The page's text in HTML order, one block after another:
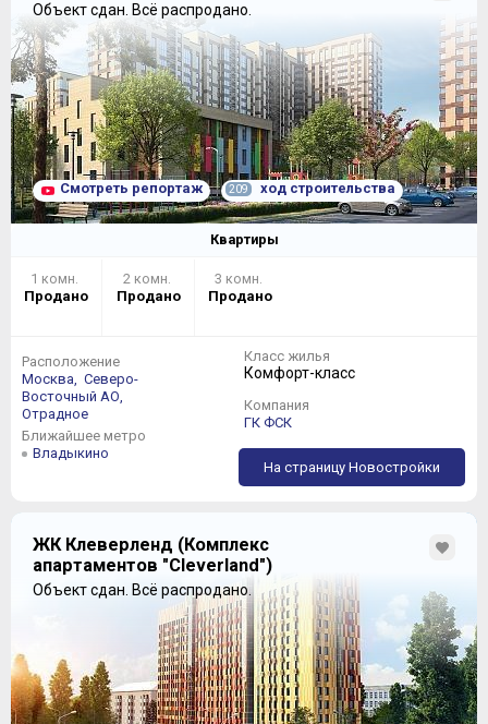
Объект сдан. Всё распродано.
Смотреть репортаж 209 ход строительства
Квартиры
1 комн.
Продано
2 комн.
Продано
3 комн.
Продано
Расположение
Москва, Северо-
Восточный АО,
Отрадное
Ближайшее метро
Владыкино
Класс жилья
Комфорт-класс
Компания
ГК ФСК
На страницу Новостройки
ЖК Клеверленд (Комплекс
апартаментов "Cleverland")
Объект сдан. Всё распродано.